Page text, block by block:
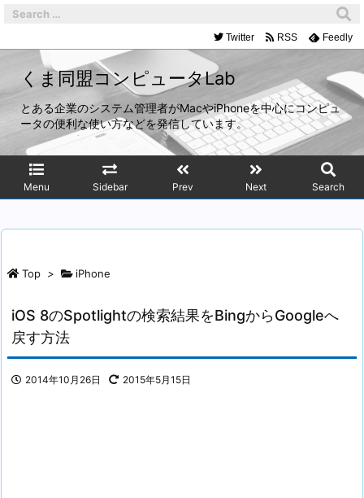
くま同盟コンピュータLab
とある企業のシステム管理者がMacやiPhoneを中心にコンピュ
ータの便利な使い方などを発信しています。
Menu Sidebar Prev Next Search
Twitter RSS Feedly
Top > iPhone
iOS 8のSpotlightの検索結果をBingからGoogleへ
戻す方法
2014年10月26日 2015年5月15日